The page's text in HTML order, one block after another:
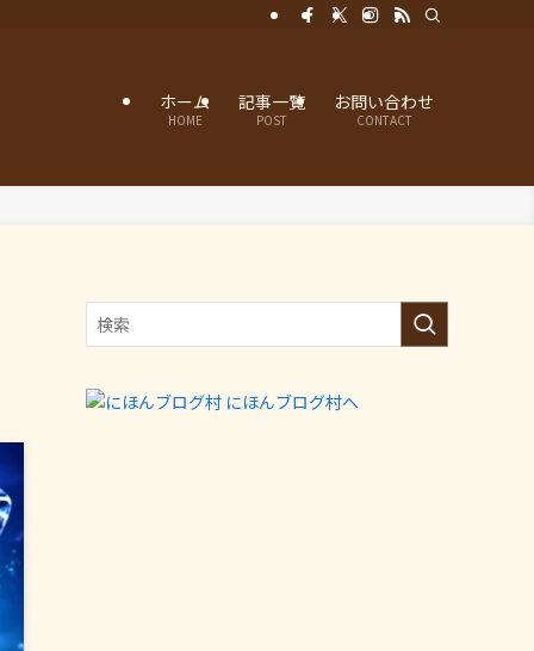
ホーム
HOME
記事一覧
POST
お問い合わせ
CONTACT